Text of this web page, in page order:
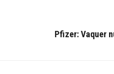
Pfizer: Vaquer